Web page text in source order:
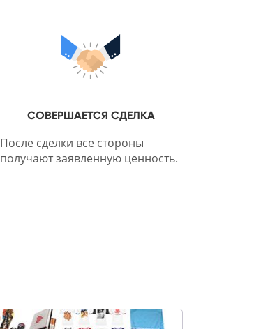
СОВЕРШАЕТСЯ СДЕЛКА
После сделки все стороны
получают заявленную ценность.